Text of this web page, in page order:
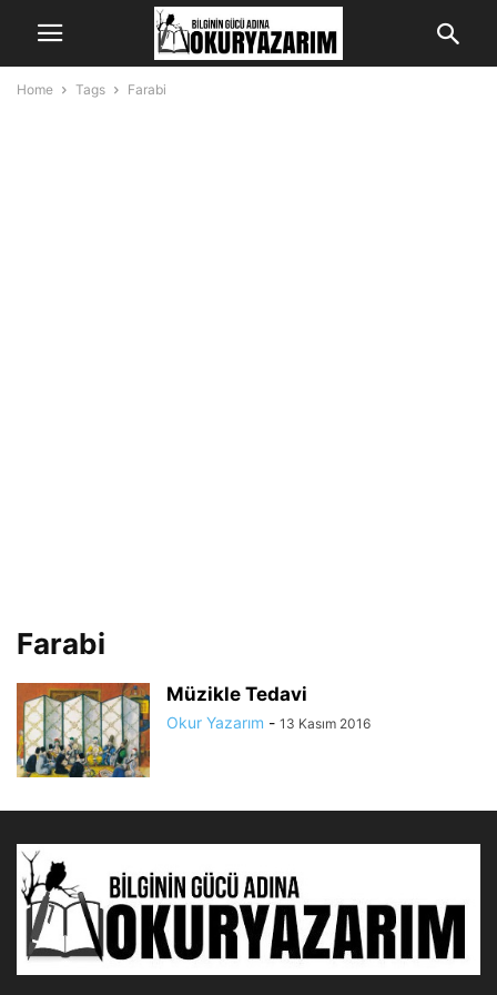
Home Tags Farabi
Farabi
Müzikle Tedavi
Okur Yazarım - 13 Kasım 2016